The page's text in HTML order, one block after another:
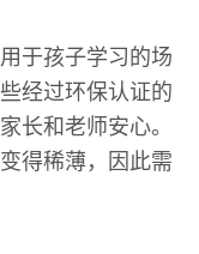
于孩子学习的场
经过环保认证的
长和老师安心。
得稀薄，因此需